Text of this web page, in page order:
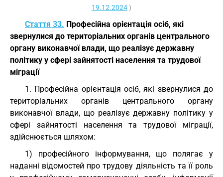
19.12.2024)
Стаття 33. Професійна орієнтація осіб, які
звернулися до територіальних органів центрального
органу виконавчої влади, що реалізує державну
політику у сфері зайнятості населення та трудової
міграції
1. Професійна орієнтація осіб, які звернулися до
територіальних органів центрального органу
виконавчої влади, що реалізує державну політику у
сфері зайнятості населення та трудової міграції,
здійснюється шляхом:
1) професійного інформування, що полягає у
наданні відомостей про трудову діяльність та її роль